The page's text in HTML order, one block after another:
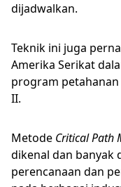
dijadwalkan.
Teknik ini juga
Amerika Serikat
program
II.
Metode Critical Path
dikenal dan banyak
perencanaan dan